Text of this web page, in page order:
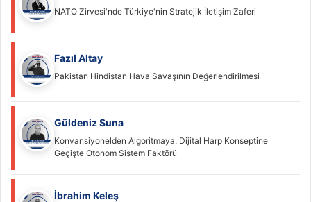
NATO Zirvesi'nde Türkiye'nin Stratejik İletişim Zaferi
Fazıl Altay
Pakistan Hindistan Hava Savaşının Değerlendirilmesi
Güldeniz Suna
Konvansiyonelden Algoritmaya: Dijital Harp Konseptine
Geçişte Otonom Sistem Faktörü
İbrahim Keleş